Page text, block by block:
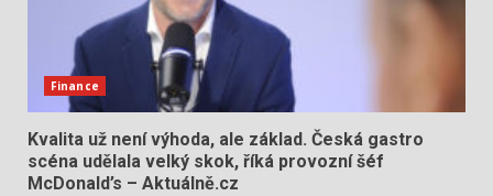
Finance
Kvalita už není výhoda, ale základ. Česká gastro
scéna udělala velký skok, říká provozní šéf
McDonald’s – Aktuálně.cz